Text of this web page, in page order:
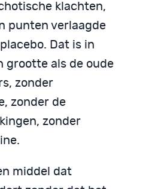
klachten,
punten verlaagde
Dat is in
grootte als de oude
zonder
zonder de
zonder
middel dat